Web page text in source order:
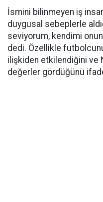
İsmini bilinmeyen iş
duygusal sebeplerle
seviyorum, kendimi
dedi. Özellikle
ilişkiden etkilendiğini ve
değerler gördüğünü